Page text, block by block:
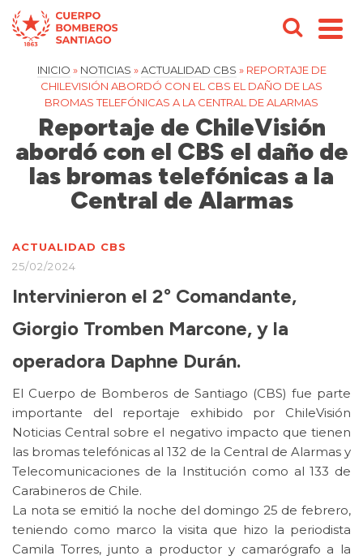
INICIO » NOTICIAS » ACTUALIDAD CBS » REPORTAJE DE
CHILEVISIÓN ABORDÓ CON EL CBS EL DAÑO DE LAS
BROMAS TELEFÓNICAS A LA CENTRAL DE ALARMAS
Reportaje de ChileVisión
abordó con el CBS el daño de
las bromas telefónicas a la
Central de Alarmas
ACTUALIDAD CBS
25/02/2024
Intervinieron el 2° Comandante,
Giorgio Tromben Marcone, y la
operadora Daphne Durán.
El Cuerpo de Bomberos de Santiago (CBS) fue parte
importante del reportaje exhibido por ChileVisión
Noticias Central sobre el negativo impacto que tienen
las bromas telefónicas al 132 de la Central de Alarmas y
Telecomunicaciones de la Institución como al 133 de
Carabineros de Chile.
La nota se emitió la noche del domingo 25 de febrero,
teniendo como marco la visita que hizo la periodista
Camila Torres, junto a productor y camarógrafo a la